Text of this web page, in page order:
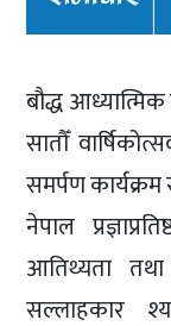
बौद्ध आध्यात्मिक
सातौँ
समर्पण
नेपाल
आतिथ्यता
सल्लाहकार